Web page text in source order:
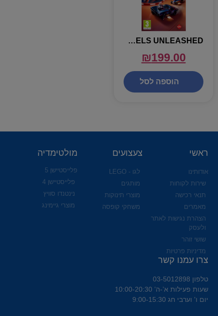
HOT WHEELS UNLEASHED –
₪199.00
הוספה לסל
ראשי
אודותינו
שירות לקוחות
תנאי רכישה
מאמרים
הצהרת נגישות לאתר
ולעסק
שושי זוהר
מדיניות פרטיות
צעצועים
לגו - LEGO
מותגים
מוצרי תינוקות
משחקי קופסה
מולטימדיה
פלייסטיישן 5
פלייסטיישן 4
נינטנדו סוויץ
מוצרי גיימינג
צרו עמנו קשר
טלפון 03-5012898
שעות פעילות א’-ה’ 10:00-20:30
יום ו' וערבי חג 9:00-15:30